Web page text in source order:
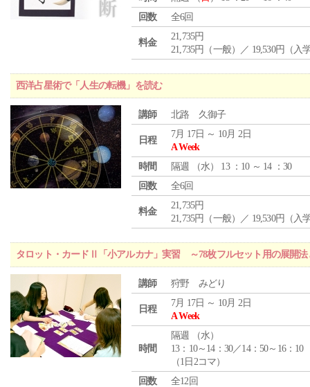
回数
全6回
料金
21,735円
21,735円（一般）／ 19,530円（入
西洋占星術で「人生の転機」を読む
講師 北路 久御子
日程
7月 17日 ～ 10月 2日
A Week
時間
隔週 （水） 13 ：10 ～ 14 ：30
回数
全6回
料金
21,735円
21,735円（一般）／ 19,530円（入
タロット・カードⅡ「小アルカナ」実習 ～78枚フルセット用の展開法
講師 狩野 みどり
日程
7月 17日 ～ 10月 2日
A Week
時間
隔週 （水）
13：10～14：30／14：50～16：10
（1日2コマ）
回数
全12回